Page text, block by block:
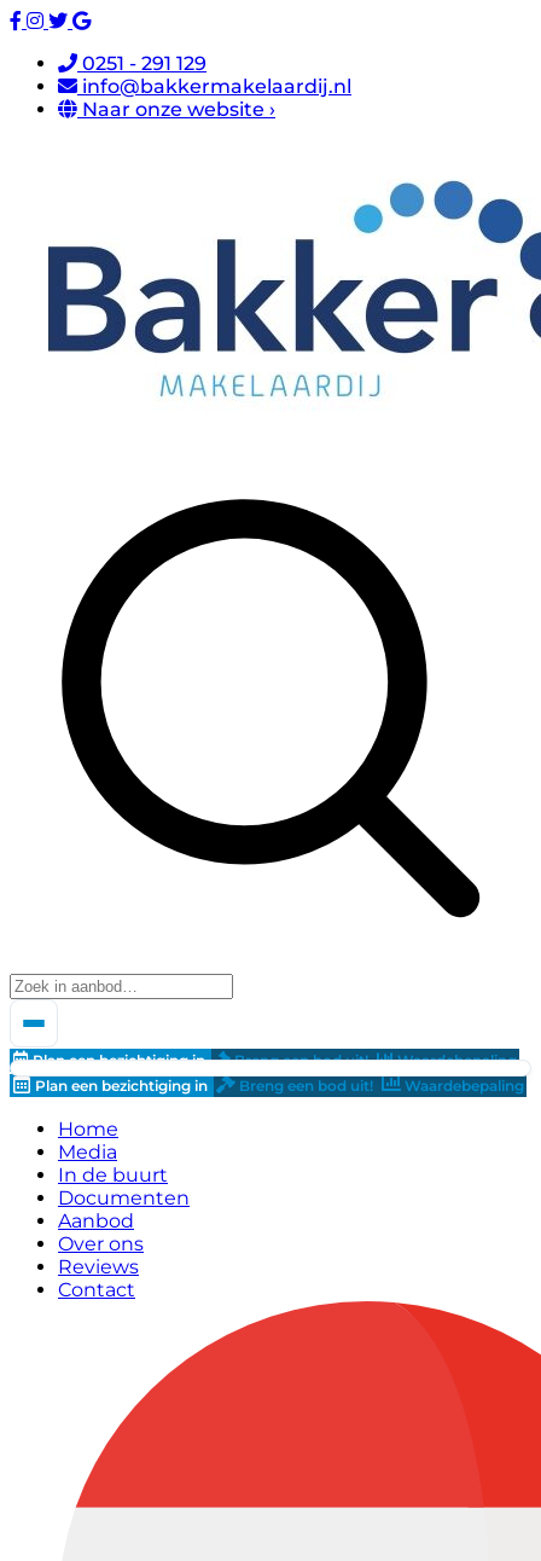
0251 - 291 129
info@bakkermakelaardij.nl
Naar onze website ›
Plan een bezichtiging in Breng een bod uit!
Waardebepaling
Plan een bezichtiging in
Breng een bod uit! Waardebepaling
Home
Media
In de buurt
Documenten
Aanbod
Over ons
Reviews
Contact